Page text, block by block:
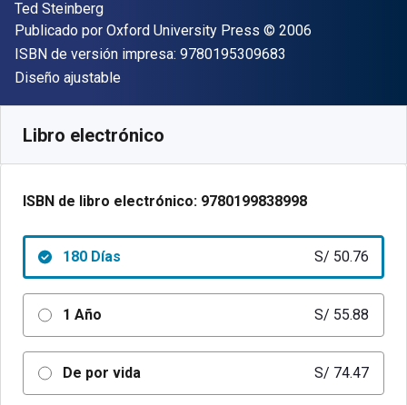
Autor(es)
Ted Steinberg
Editor
Publicado por Oxford University Press Copyright
© 2006
ISBN de versión impresa: 9780195309683
Formato
Diseño ajustable
Libro electrónico
ISBN de libro electrónico: 9780199838998
180 Días S/ 50.76
1 Año S/ 55.88
De por vida S/ 74.47